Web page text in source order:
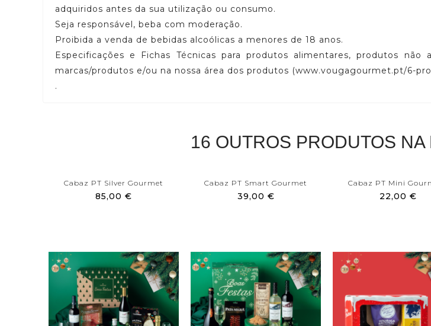
adquiridos antes da sua utilização ou consumo.
Seja responsável, beba com moderação.
Proibida a venda de bebidas alcoólicas a menores de 18 anos.
Especificações e Fichas Técnicas para produtos alimentares, produtos
marcas/produtos e/ou na nossa área dos produtos (www.vougagourmet.pt/6-
.
16 OUTROS PRODUTOS
Cabaz PT Silver Gourmet
85,00 €
Cabaz PT Smart Gourmet
39,00 €
Cabaz PT Mini
22,00 €